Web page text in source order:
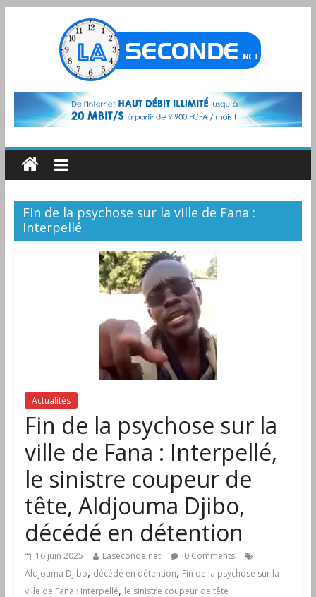
Fin de la psychose sur la ville de Fana :
Interpellé
Actualités
Fin de la psychose sur la
ville de Fana : Interpellé,
le sinistre coupeur de
tête, Aldjouma Djibo,
décédé en détention
16 juin 2025 Laseconde.net
0 Comments
Aldjouma Djibo, décédé en détention, Fin de la psychose sur la
ville de Fana : Interpellé, le sinistre coupeur de tête